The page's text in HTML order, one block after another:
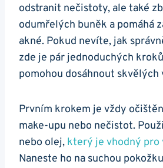
odstranit nečistoty, ale ‌také
odumřelých ⁤buněk a pomáhá
‌akné. Pokud nevíte, jak
zde je pár jednoduchých
pomohou dosáhnout skvělých
Prvním krokem je vždy
make-upu nebo nečistot.​
nebo olej, který ​je vhodný pro⁤
⁢Naneste ho na suchou